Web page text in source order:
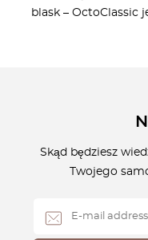
blask – OctoClassic
Skąd będziesz
Twojego